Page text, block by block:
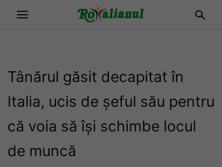
Tânărul găsit decapitat în
Italia, ucis de șeful său pentru
că voia să își schimbe locul
de muncă